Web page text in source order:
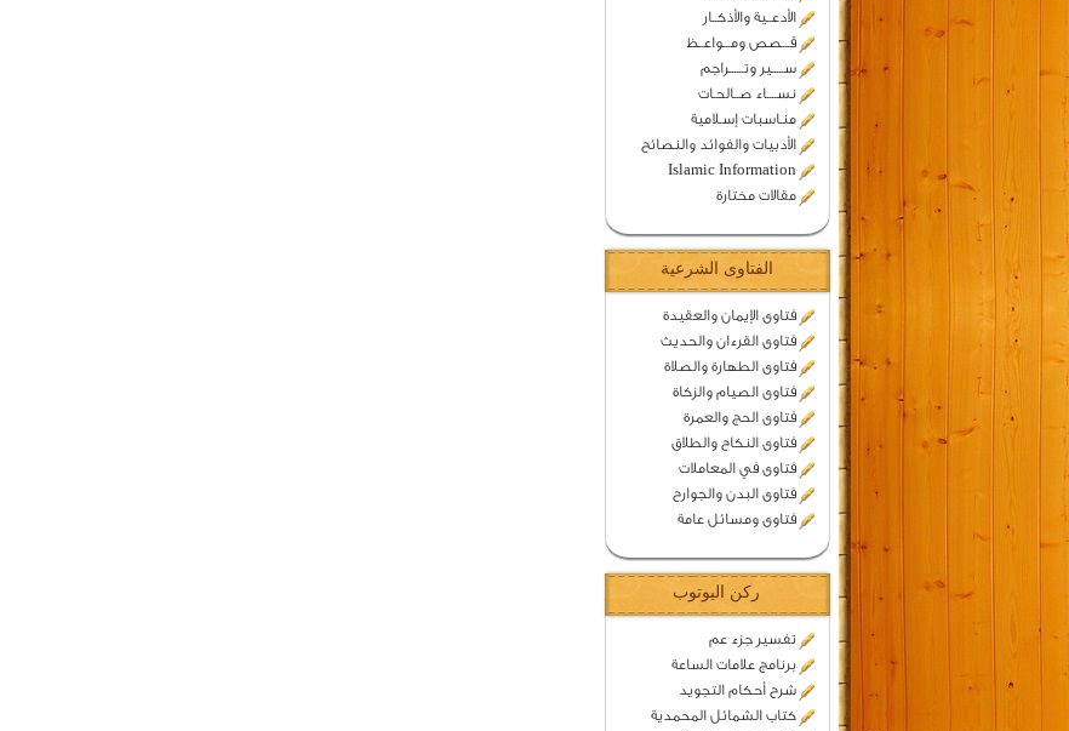
الأدعــية والأذكــار
قـــصص ومـــواعــظ
ســـــير وتــــــراجم
نســــاء صــالحـات
منـاسبات إسـلامية
الأدبيات والفوائد والنصائح
Islamic Information
مقالات مختارة
الفتاوى الشرعية
فتاوى الإيمان والعقيدة
فتاوى القرءان والحديث
فتاوى الطهارة والصلاة
فتاوى الصيام والزكاة
فتاوى الحج والعمرة
فتاوى النكاح والطلاق
فتاوى في المعاملات
فتاوى البدن والجوارح
فتاوى ومسائل عامة
ركن اليوتوب
تفسير جزء عم
برنامج علامات الساعة
شرح أحكام التجويد
كتاب الشمائل المحمدية